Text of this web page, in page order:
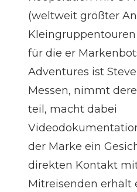
(weltweit größter
für die er
Adventures ist
Messen, nimmt
teil, macht dabei
der Marke ein
direkten Kontakt
Mitreisenden erhält